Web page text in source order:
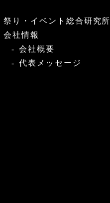
祭り・イベント総合研究所
会社情報
会社概要
代表メッセージ